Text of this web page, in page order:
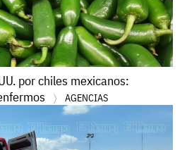
por chiles mexicanos:
AGENCIAS